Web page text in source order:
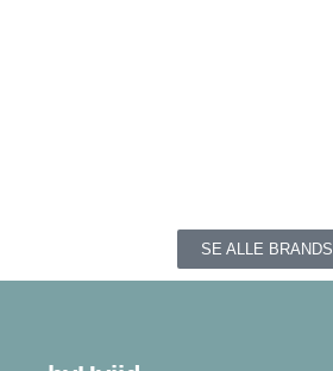
SE ALLE BRANDS